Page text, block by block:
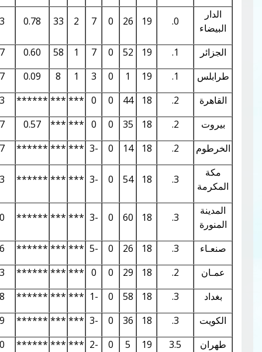
19
26
7
33
0.78
1.43
2.92
19
52
7
58
0.60
1.37
2.74
19
1
3
0.09
1.67
2.50
18
44
0
***
***
******
1.93
2.24
0.04
18
35
0
***
***
0.57
1.87
2.22
18
14
-3
***
***
******
2.17
2.19
0.04
18
54
-3
***
***
******
2.13
2.17
0.04
18
60
-3
***
***
******
2.10
2.17
0.04
18
26
-5
***
***
******
2.16
2.16
0.04
18
29
0
***
***
******
1.93
2.21
0.04
58
-1
***
***
******
1.98
2.17
0.04
18
36
-3
***
***
******
2.09
2.16
0.04
19
5
-2
***
***
******
2.00
2.16
0.04